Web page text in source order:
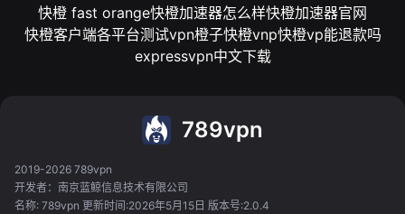
快橙 fast orange快橙加速器怎么样快橙加速器官网
快橙客户端各平台测试vpn橙子快橙vnp快橙vp能退款吗
expressvpn中文下载
789vpn
2019-2026 789vpn
开发者：南京蓝鲸信息技术有限公司
名称: 789vpn 更新时间:2026年5月15日 版本号:2.0.4